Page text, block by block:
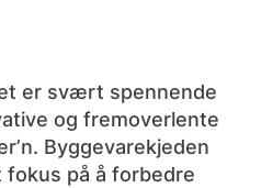
er svært spennende
og fremoverlente
Byggevarekjeden
på å forbedre